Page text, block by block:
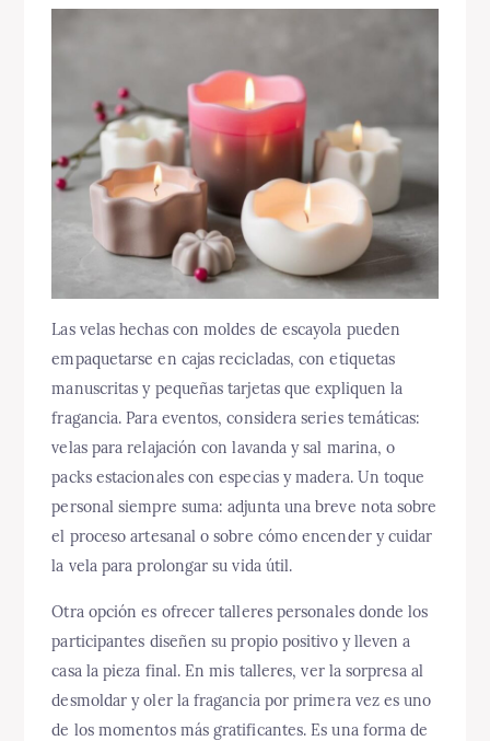
Las velas hechas con moldes de escayola pueden
empaquetarse en cajas recicladas, con etiquetas
manuscritas y pequeñas tarjetas que expliquen la
fragancia. Para eventos, considera series temáticas:
velas para relajación con lavanda y sal marina, o
packs estacionales con especias y madera. Un toque
personal siempre suma: adjunta una breve nota sobre
el proceso artesanal o sobre cómo encender y cuidar
la vela para prolongar su vida útil.
Otra opción es ofrecer talleres personales donde los
participantes diseñen su propio positivo y lleven a
casa la pieza final. En mis talleres, ver la sorpresa al
desmoldar y oler la fragancia por primera vez es uno
de los momentos más gratificantes. Es una forma de